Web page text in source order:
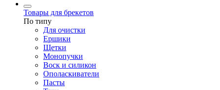
Товары для брекетов
По типу
Для очистки
Ершики
Щетки
Монопучки
Воск и силикон
Ополаскиватели
Пасты